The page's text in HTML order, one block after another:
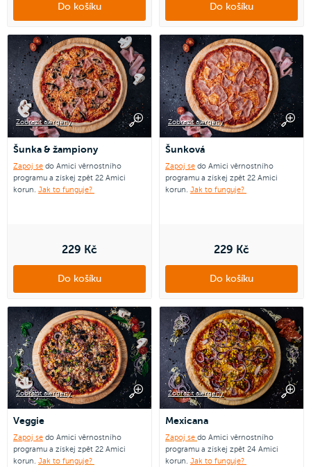
Do košíku Do košíku
Zobrazit alergeny
Šunka & žampiony
Zapoj se do Amici věrnostního
programu a získej zpět 22 Amici
korun. Jak to funguje?
229 Kč
Do košíku
Zobrazit alergeny
Šunková
Zapoj se do Amici věrnostního
programu a získej zpět 22 Amici
korun. Jak to funguje?
229 Kč
Do košíku
Zobrazit alergeny
Veggie
Zapoj se do Amici věrnostního
programu a získej zpět 22 Amici
korun. Jak to funguje?
Zobrazit alergeny
Mexicana
Zapoj se do Amici věrnostního
programu a získej zpět 24 Amici
korun. Jak to funguje?